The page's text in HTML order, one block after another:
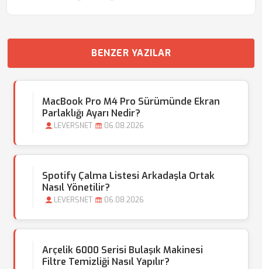
BENZER YAZILAR
MacBook Pro M4 Pro Sürümünde Ekran
Parlaklığı Ayarı Nedir?
LEVERSNET 06.08.2026
Spotify Çalma Listesi Arkadaşla Ortak
Nasıl Yönetilir?
LEVERSNET 06.08.2026
Arçelik 6000 Serisi Bulaşık Makinesi
Filtre Temizliği Nasıl Yapılır?